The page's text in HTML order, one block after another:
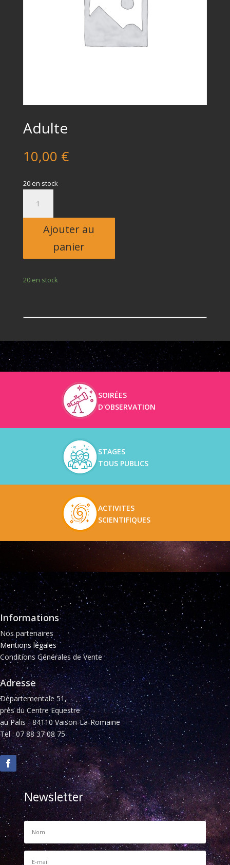
Adulte
10,00 €
20 en stock
Adulte
Ajouter au
panier
20 en stock
SOIRÉES
D'OBSERVATION
STAGES
TOUS PUBLICS
ACTIVITES
SCIENTIFIQUES
Informations
Nos partenaires
Mentions légales
Conditions Générales de Vente
Adresse
Départementale 51,
près du Centre Equestre
au Palis - 84110 Vaison-La-Romaine
Tel : 07 88 37 08 75
Newsletter